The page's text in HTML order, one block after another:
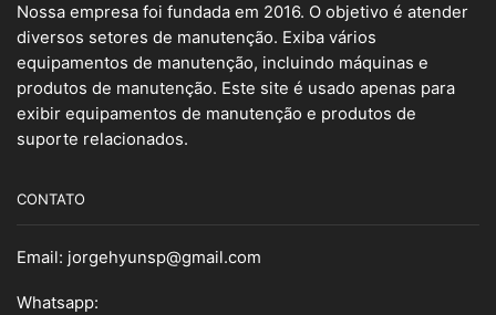
Nossa empresa foi fundada em 2016. O objetivo é atender
diversos setores de manutenção. Exiba vários
equipamentos de manutenção, incluindo máquinas e
produtos de manutenção. Este site é usado apenas para
exibir equipamentos de manutenção e produtos de
suporte relacionados.
CONTATO
Email: jorgehyunsp@gmail.com
Whatsapp: